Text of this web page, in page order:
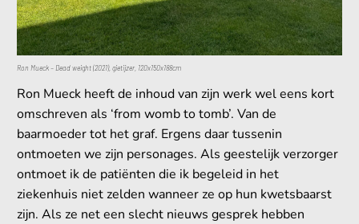
Ron Mueck – Dead weight (2021), gietijzer, 120x150x188cm
Ron Mueck heeft de inhoud van zijn werk wel eens kort
omschreven als ‘from womb to tomb’. Van de
baarmoeder tot het graf. Ergens daar tussenin
ontmoeten we zijn personages. Als geestelijk verzorger
ontmoet ik de patiënten die ik begeleid in het
ziekenhuis niet zelden wanneer ze op hun kwetsbaarst
zijn. Als ze net een slecht nieuws gesprek hebben